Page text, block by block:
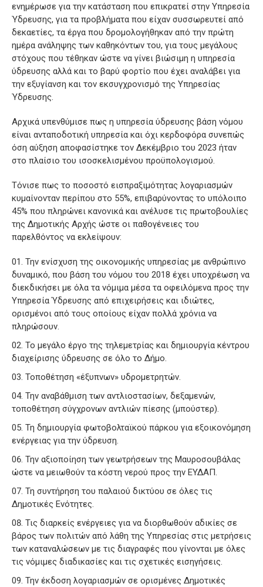
ενημέρωσε για την κατάσταση που επικρατεί στην Υπηρεσία
Ύδρευσης, για τα προβλήματα που είχαν συσσωρευτεί από
δεκαετίες, τα έργα που δρομολογήθηκαν από την πρώτη
ημέρα ανάληψης των καθηκόντων του, για τους μεγάλους
στόχους που τέθηκαν ώστε να γίνει βιώσιμη η υπηρεσία
ύδρευσης αλλά και το βαρύ φορτίο που έχει αναλάβει για
την εξυγίανση και τον εκσυγχρονισμό της Υπηρεσίας
Ύδρευσης.
Αρχικά υπενθύμισε πως η υπηρεσία ύδρευσης βάση νόμου
είναι ανταποδοτική υπηρεσία και όχι κερδοφόρα συνεπώς
όση αύξηση αποφασίστηκε τον Δεκέμβριο του 2023 ήταν
στο πλαίσιο του ισοσκελισμένου προϋπολογισμού.
Τόνισε πως το ποσοστό εισπραξιμότητας λογαριασμών
κυμαίνονταν περίπου στο 55%, επιβαρύνοντας το υπόλοιπο
45% που πληρώνει κανονικά και ανέλυσε τις πρωτοβουλίες
της Δημοτικής Αρχής ώστε οι παθογένειες του
παρελθόντος να εκλείψουν:
Την ενίσχυση της οικονομικής υπηρεσίας με ανθρώπινο
δυναμικό, που βάση του νόμου του 2018 έχει υποχρέωση να
διεκδικήσει με όλα τα νόμιμα μέσα τα οφειλόμενα προς την
Υπηρεσία Ύδρευσης από επιχειρήσεις και ιδιώτες,
ορισμένοι από τους οποίους είχαν πολλά χρόνια να
πληρώσουν.
Το μεγάλο έργο της τηλεμετρίας και δημιουργία κέντρου
διαχείρισης ύδρευσης σε όλο το Δήμο.
Τοποθέτηση «έξυπνων» υδρομετρητών.
Την αναβάθμιση των αντλιοστασίων, δεξαμενών,
τοποθέτηση σύγχρονων αντλιών πίεσης (μπούστερ).
Τη δημιουργία φωτοβολταϊκού πάρκου για εξοικονόμηση
ενέργειας για την ύδρευση.
Την αξιοποίηση των γεωτρήσεων της Μαυροσουβάλας
ώστε να μειωθούν τα κόστη νερού προς την ΕΥΔΑΠ.
Τη συντήρηση του παλαιού δικτύου σε όλες τις
Δημοτικές Ενότητες.
Τις διαρκείς ενέργειες για να διορθωθούν αδικίες σε
βάρος των πολιτών από λάθη της Υπηρεσίας στις μετρήσεις
των καταναλώσεων με τις διαγραφές που γίνονται με όλες
τις νόμιμες διαδικασίες και τις σχετικές εισηγήσεις.
Την έκδοση λογαριασμών σε ορισμένες Δημοτικές